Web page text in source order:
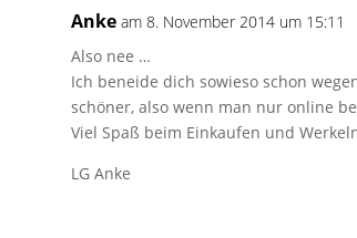
Anke am 8. November 2014 um 15:11
Also nee …
Ich beneide dich sowieso schon
schöner, also wenn man nur online
Viel Spaß beim Einkaufen und
LG Anke